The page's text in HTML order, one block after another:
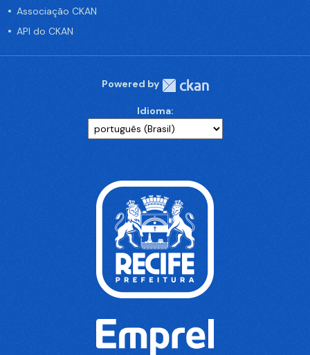
Associação CKAN
API do CKAN
Powered by
Idioma